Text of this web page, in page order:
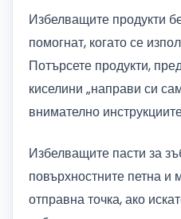
Избелващите продукти
помогнат, когато се
Потърсете продукти,
киселини „направи си
внимателно
Избелващите пасти за
повърхностните петна и
отправна точка, ако